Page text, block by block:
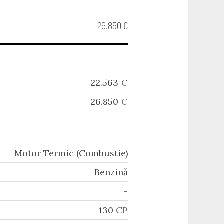
26.850 €
22.563 €
26.850 €
Motor Termic (Combustie)
Benzină
-
130 CP